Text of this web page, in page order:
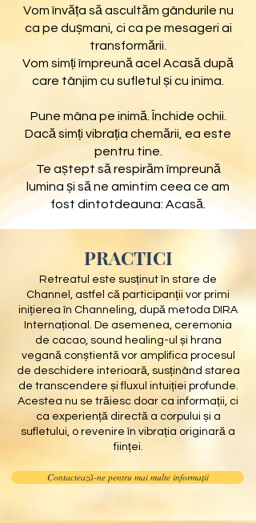
Vom învăța să ascultăm gândurile nu
ca pe dușmani, ci ca pe mesageri ai
transformării.
Vom simți împreună acel Acasă după
care tânjim cu sufletul și cu inima.
Pune mâna pe inimă. Închide ochii.
Dacă simți vibrația chemării, ea este
pentru tine.
Te aștept să respirăm împreună
lumina și să ne amintim ceea ce am
fost dintotdeauna: Acasă.
PRACTICI
Retreatul este susținut în stare de
Channel, astfel că participanții vor primi
inițierea în Channeling, după metoda DIRA
Internațional. De asemenea, ceremonia
de cacao, sound healing-ul și hrana
vegană conștientă vor amplifica procesul
de deschidere interioară, susținând starea
de transcendere și fluxul intuiției profunde.
Acestea nu se trăiesc doar ca informații, ci
ca experiență directă a corpului și a
sufletului, o revenire în vibrația originară a
ființei.
Contactează-ne pentru mai multe informații